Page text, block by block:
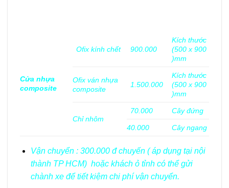
Cửa nhựa
composite
Ofix kính chết 900.000
Kích thước
(500 x 900
)mm
Ofix ván nhựa
composite
1.500.000
Kích thước
(500 x 900
)mm
Chỉ nhôm
70.000 Cây đứng
40.000 Cây ngang
Vận chuyển : 300.000 đ chuyến ( áp dụng tại nội
thành TP HCM) hoặc khách ỏ tỉnh có thể gửi
chành xe để tiết kiệm chi phí vận chuyển.